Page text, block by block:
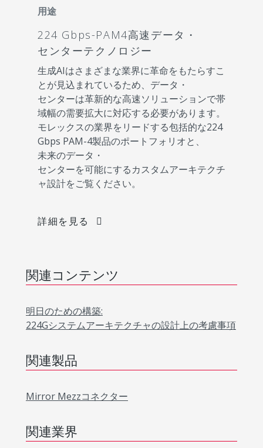
用途
224 Gbps-PAM4高速データ・
センターテクノロジー
生成AIはさまざまな業界に革命をもたらすこ
とが見込まれているため、データ・
センターは革新的な高速ソリューションで帯
域幅の需要拡大に対応する必要があります。
モレックスの業界をリードする包括的な224
Gbps PAM-4製品のポートフォリオと、
未来のデータ・
センターを可能にするカスタムアーキテクチ
ャ設計をご覧ください。
詳細を見る
関連コンテンツ
明日のための構築:
224Gシステムアーキテクチャの設計上の考慮事項
関連製品
Mirror Mezzコネクター
関連業界